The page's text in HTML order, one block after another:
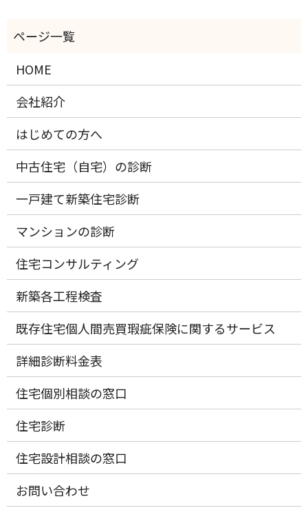
HOME
会社紹介
はじめての方へ
中古住宅（自宅）の診断
一戸建て新築住宅診断
マンションの診断
住宅コンサルティング
新築各工程検査
既存住宅個人間売買瑕疵保険に関するサービス
詳細診断料金表
住宅個別相談の窓口
住宅診断
住宅設計相談の窓口
お問い合わせ